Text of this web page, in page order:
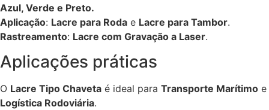
Azul, Verde e Preto.
Aplicação: Lacre para Roda e Lacre para Tambor.
Rastreamento: Lacre com Gravação a Laser.
Aplicações práticas
O Lacre Tipo Chaveta é ideal para Transporte Marítimo e
Logística Rodoviária.